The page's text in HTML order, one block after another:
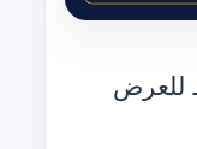
للعرض